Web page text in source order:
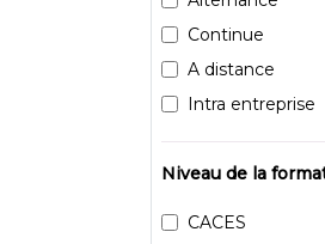
Continue
A distance
Intra entreprise
Niveau de la
CACES